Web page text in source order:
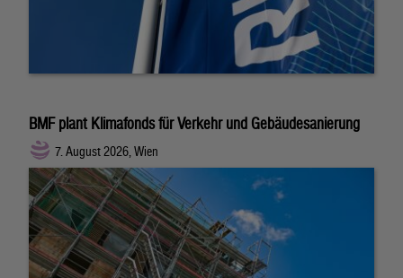
BMF plant Klimafonds für Verkehr und Gebäudesanierung
7. August 2026, Wien